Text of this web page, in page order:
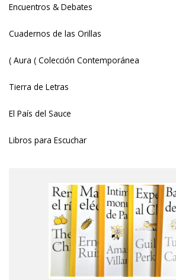
Encuentros & Debates
Cuadernos de las Orillas
( Aura ( Colección Contemporánea
Tierra de Letras
El País del Sauce
Libros para Escuchar
Adolfo Prieto
Adrián Gorelik
Adriana Huerta
Mostrar más